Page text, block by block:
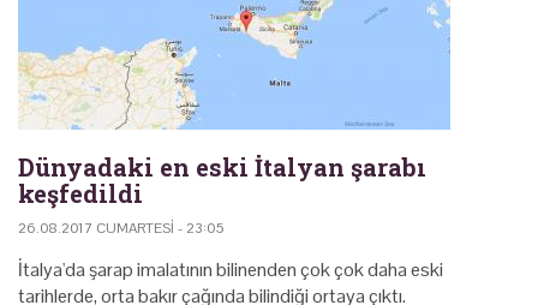
Dünyadaki en eski İtalyan şarabı
keşfedildi
26.08.2017 CUMARTESI - 23:05
İtalya'da şarap imalatının bilinenden çok çok daha eski
tarihlerde, orta bakır çağında bilindiği ortaya çıktı.